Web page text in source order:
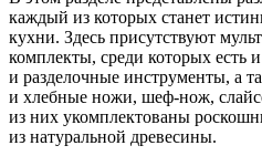
каждый из которых станет
кухни. Здесь присутствуют
комплекты, среди которых есть
и разделочные инструменты, а
и хлебные ножи, шеф-нож,
из них укомплектованы
из натуральной древесины.